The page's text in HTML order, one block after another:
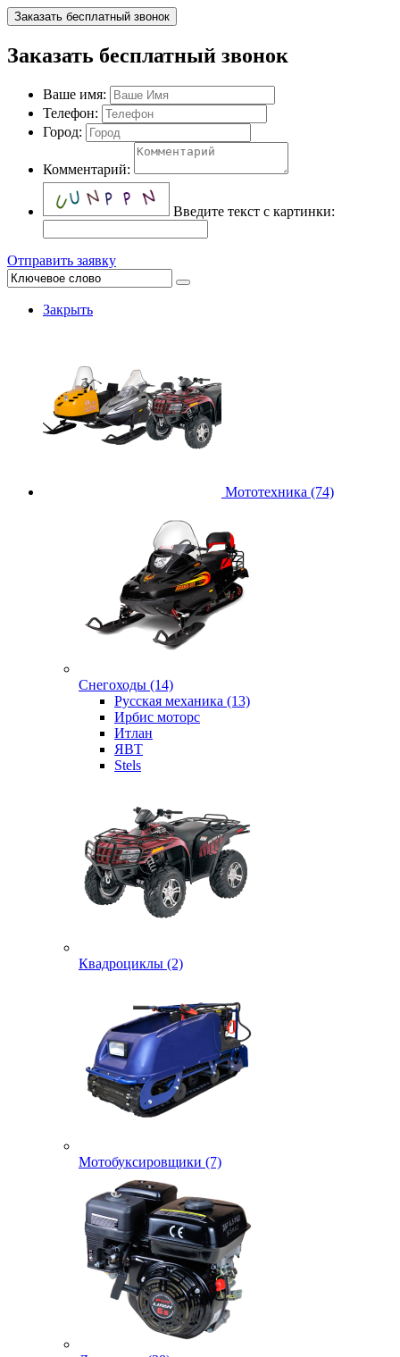
Заказать бесплатный звонок
Заказать бесплатный звонок
Ваше имя:
Телефон:
Город:
Комментарий:
Введите текст с картинки:
Отправить заявку
Закрыть
Мототехника (74)
Снегоходы (14)
Русская механика (13)
Ирбис моторс
Итлан
ЯВТ
Stels
Квадроциклы (2)
Мотобуксировщики (7)